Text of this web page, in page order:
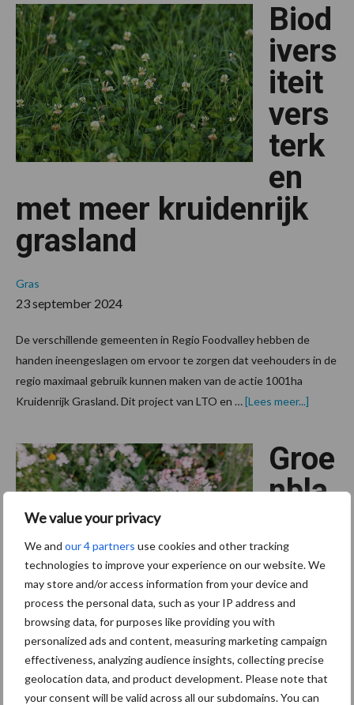
We value your privacy
We and our 4 partners use cookies and other tracking
technologies to improve your experience on our website. We
may store and/or access information from your device and
process the personal data, such as your IP address and
browsing data, for purposes like providing you with
personalized ads and content, measuring marketing campaign
effectiveness, analyzing audience insights, collecting precise
geolocation data, and product development. Please note that
your consent will be valid across all our subdomains. You can
aan
Biod
ivers
iteit
vers
terk
en
met meer kruidenrijk
grasland
Gras
23 september 2024
De verschillende gemeenten in Regio Foodvalley hebben de
handen ineengeslagen om ervoor te zorgen dat veehouders in de
regio maximaal gebruik kunnen maken van de actie 1001ha
Kruidenrijk Grasland. Dit project van LTO en …[Lees meer...]
grasland
Groe
nbla
verdi
enm
odell
en nodig voor
biodiversiteit